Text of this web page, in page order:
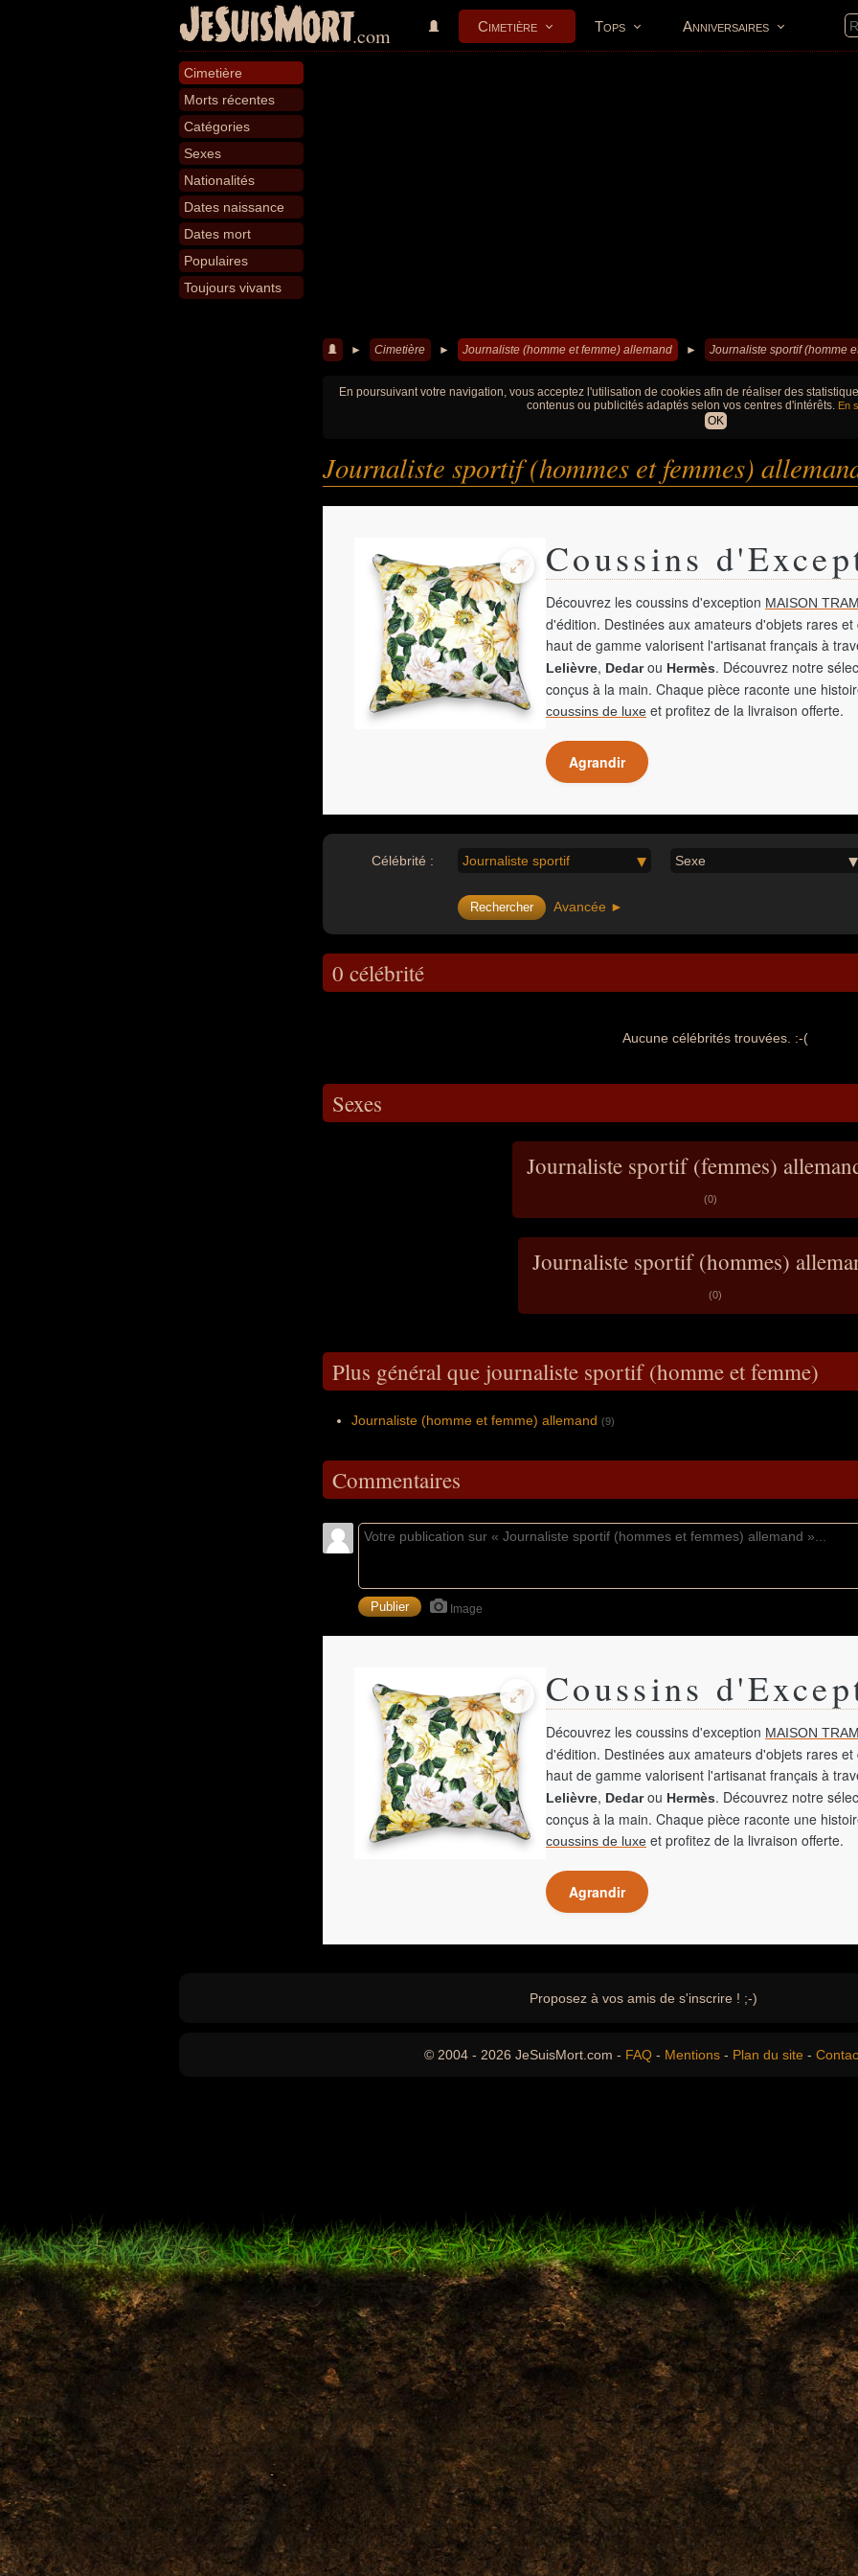
JeSuisMort.com Cimetière Tops Anniversaires
Cimetière
Morts récentes
Catégories
Sexes
Nationalités
Dates naissance
Dates mort
Populaires
Toujours vivants
► Cimetière ► Journaliste (homme et femme) allemand ► Journaliste sportif (homme
En poursuivant votre navigation, vous acceptez l'utilisation de cookies afin de réaliser des
contenus ou publicités adaptés selon vos centres d'intérêts. En
OK
Journaliste sportif (hommes et femmes)
Coussins
Découvrez les coussins d'exception MAISON
d'édition. Destinées aux amateurs d'objets rares
haut de gamme valorisent l'artisanat français à
Lelièvre, Dedarou Hermès. Découvrez notre
conçus à la main. Chaque pièce raconte une
coussins de luxe et profitez de la livraison offerte.
Agrandir
Célébrité : Journaliste sportif Sexe
Avancée ►
0 célébrité
Aucune célébrités trouvées. :-(
Sexes
Journaliste sportif (femmes)
(0)
Journaliste sportif (hommes)
(0)
Plus général que journaliste sportif (homme et femme)
Journaliste (homme et femme) allemand (9)
Commentaires
Image
Coussins
Découvrez les coussins d'exception MAISON
d'édition. Destinées aux amateurs d'objets rares
haut de gamme valorisent l'artisanat français à
Lelièvre, Dedarou Hermès. Découvrez notre
conçus à la main. Chaque pièce raconte une
coussins de luxe et profitez de la livraison offerte.
Agrandir
Proposez à vos amis de s'inscrire ! ;-)
© 2004 - 2026 JeSuisMort.com - FAQ - Mentions - Plan du site -